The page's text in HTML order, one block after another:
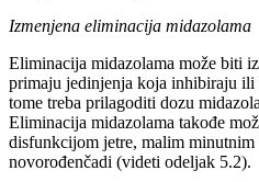
Izmenjena eliminacija midazolama
Eliminacija midazolama može biti
primaju jedinjenja koja inhibiraju
tome treba prilagoditi dozu
Eliminacija midazolama takođe
disfunkcijom jetre, malim
novorođenčadi (videti odeljak 5.2).